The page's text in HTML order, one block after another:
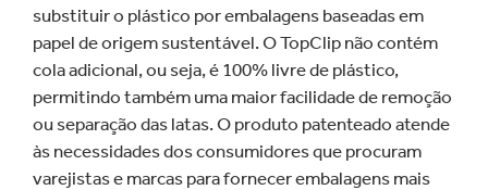
substituir o plástico por embalagens baseadas em
papel de origem sustentável. O TopClip não contém
cola adicional, ou seja, é 100% livre de plástico,
permitindo também uma maior facilidade de remoção
ou separação das latas. O produto patenteado atende
às necessidades dos consumidores que procuram
varejistas e marcas para fornecer embalagens mais